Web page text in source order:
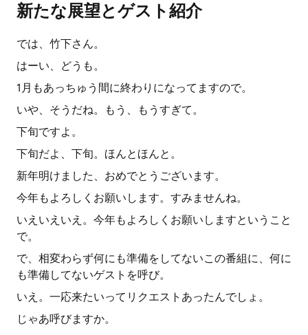
新たな展望とゲスト紹介
では、竹下さん。
はーい、どうも。
1月もあっちゅう間に終わりになってますので。
いや、そうだね。もう、もうすぎて。
下旬ですよ。
下旬だよ、下旬。ほんとほんと。
新年明けました、おめでとうございます。
今年もよろしくお願いします。すみませんね。
いえいえいえ。今年もよろしくお願いしますということ
で。
で、相変わらず何にも準備をしてないこの番組に、何に
も準備してないゲストを呼び。
いえ。一応来たいってリクエストあったんでしょ。
じゃあ呼びますか。